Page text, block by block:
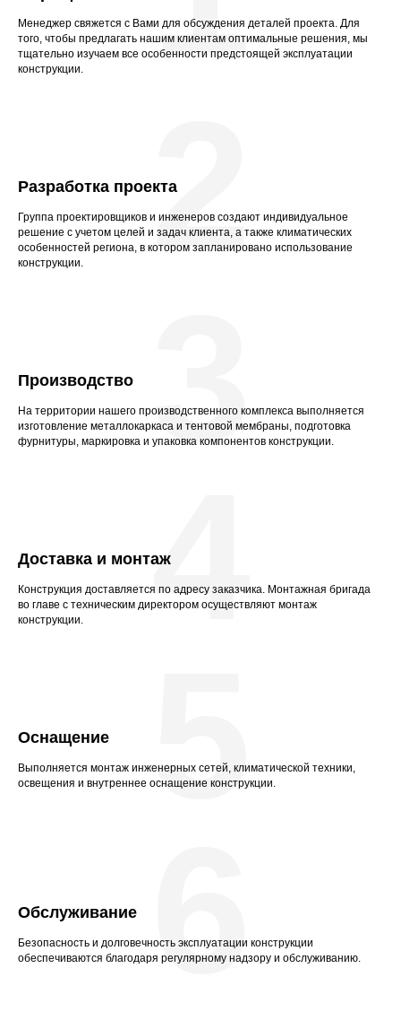
Менеджер свяжется с Вами для обсуждения деталей проекта. Для
того, чтобы предлагать нашим клиентам оптимальные решения, мы
тщательно изучаем все особенности предстоящей эксплуатации
конструкции.
Разработка проекта
Группа проектировщиков и инженеров создают индивидуальное
решение с учетом целей и задач клиента, а также климатических
особенностей региона, в котором запланировано использование
конструкции.
2
Производство
На территории нашего производственного комплекса выполняется
изготовление металлокаркаса и тентовой мембраны, подготовка
фурнитуры, маркировка и упаковка компонентов конструкции.
3
Доставка и монтаж
Конструкция доставляется по адресу заказчика. Монтажная бригада
во главе с техническим директором осуществляют монтаж
конструкции.
4
Оснащение
Выполняется монтаж инженерных сетей, климатической техники,
освещения и внутреннее оснащение конструкции.
5
Обслуживание
Безопасность и долговечность эксплуатации конструкции
обеспечиваются благодаря регулярному надзору и обслуживанию.
6